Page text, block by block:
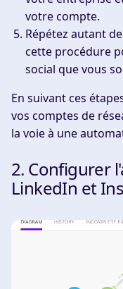
votre compte.
Répétez autant
cette procédure
social que vous
En suivant ces
vos comptes de
la voie à une
2. Configurer
LinkedIn et